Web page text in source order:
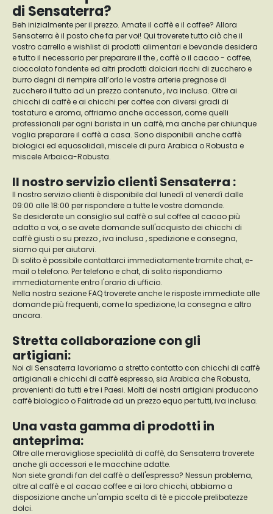
di Sensaterra?
Beh inizialmente per il prezzo. Amate il caffè e il coffee? Allora
Sensaterra è il posto che fa per voi! Qui troverete tutto ciò che il
vostro carrello e wishlist di prodotti alimentari e bevande desidera
e tutto il necessario per preparare il the , caffè o il cacao - coffee,
cioccolato fondente ed altri prodotti dolciari ricchi di zucchero e
burro degni di riempire all’orlo le vostre arterie pregnose di
zucchero il tutto ad un prezzo contenuto , iva inclusa. Oltre ai
chicchi di caffè e ai chicchi per coffee con diversi gradi di
tostatura e aroma, offriamo anche accessori, come quelli
professionali per ogni barista in un caffè, ma anche per chiunque
voglia preparare il caffè a casa. Sono disponibili anche caffè
biologici ed equosolidali, miscele di pura Arabica o Robusta e
miscele Arbaica-Robusta.
Il nostro servizio clienti Sensaterra :
Il nostro servizio clienti è disponibile dal lunedì al venerdì dalle
09:00 alle 18:00 per rispondere a tutte le vostre domande.
Se desiderate un consiglio sul caffè o sul coffee al cacao più
adatto a voi, o se avete domande sull'acquisto dei chicchi di
caffè giusti o su prezzo , iva inclusa , spedizione e consegna,
siamo qui per aiutarvi.
Di solito è possibile contattarci immediatamente tramite chat, e-
mail o telefono. Per telefono e chat, di solito rispondiamo
immediatamente entro l'orario di ufficio.
Nella nostra sezione FAQ troverete anche le risposte immediate alle
domande più frequenti, come la spedizione, la consegna e altro
ancora.
Stretta collaborazione con gli
artigiani:
Noi di Sensaterra lavoriamo a stretto contatto con chicchi di caffè
artigianali e chicchi di caffè espresso, sia Arabica che Robusta,
provenienti da tutti e tre i Paesi. Molti dei nostri artigiani producono
caffè biologico o Fairtrade ad un prezzo equo per tutti, iva inclusa.
Una vasta gamma di prodotti in
anteprima:
Oltre alle meravigliose specialità di caffè, da Sensaterra troverete
anche gli accessori e le macchine adatte.
Non siete grandi fan del caffè o dell'espresso? Nessun problema,
oltre al caffè e al cacao coffee e ai loro chicchi, abbiamo a
disposizione anche un'ampia scelta di tè e piccole prelibatezze
dolci.